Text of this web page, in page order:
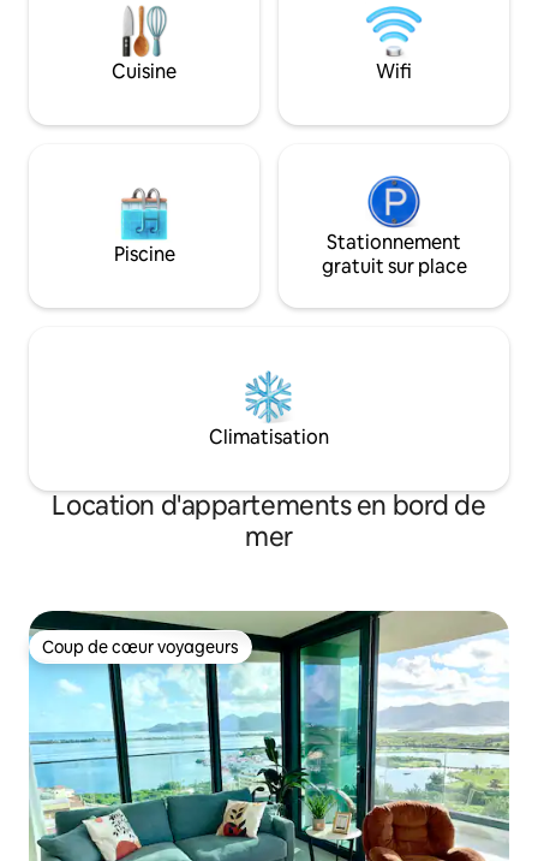
l'une des plages les plus longues plus
longues plages de Saint-Martin.
Appartement avec des équipements et
des conforts modernes. Un endroit de
installé pour assurer l'électricité.
nombreux bars
quartier ou
jusqu'à Maho où
grande variété
pour découvrir le
Cuisine Wifi
Piscine
Stationnement
gratuit sur place
Climatisation
Location d'appartements en bord de
mer
Coup de cœur voyageurs
Coup de cœur voyageurs